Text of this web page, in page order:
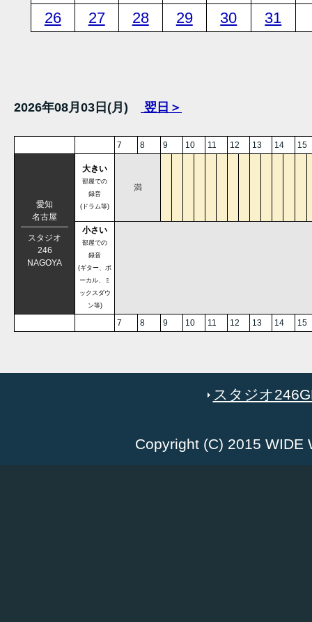
26
27 28 29 30 31
2026年08月03日(月) 翌日＞
7 8 9 10 11 12 13 14 15
愛知
名古屋
スタジオ
246
NAGOYA
大きい
部屋での
録音
(ドラム等)
満
小さい
部屋での
録音
(ギター、ボ
ーカル、ミ
ックスダウ
ン等)
7 8 9 10 11 12 13 14 15
スタジオ
Copyright (C) 2015 WIDE